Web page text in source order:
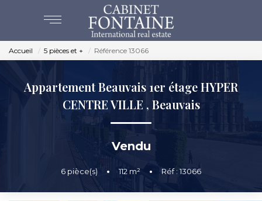
ACHAT
VENTES
ESTIMATION
Accueil 5 pièces et + Référence 13066
Appartement Beauvais 1er étage HYPER
CENTRE VILLE , Beauvais
Vendu
6 pièce(s) • 112 m² • Réf : 13066